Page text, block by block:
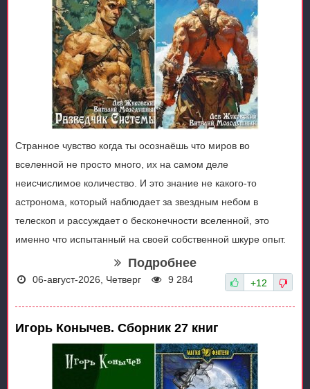
Странное чувство когда ты осознаёшь что миров во
вселенной не просто много, их на самом деле
неисчислимое количество. И это знание не какого-то
астронома, который наблюдает за звездным небом в
телескоп и рассуждает о бесконечности вселенной, это
именно что испытанный на своей собственной шкуре опыт.
Подробнее
06-август-2026, Четверг 9 284 +12
Игорь Конычев. Сборник 27 книг